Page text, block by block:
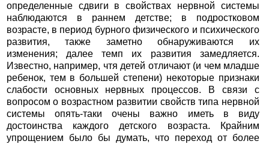
определенные сдвиги в свойствах нервной системы
наблюдаются в раннем детстве; в подростковом
возрасте, в период бурного физического и психического
развития, также заметно обнаруживаются их
изменения; далее темп их развития замедляется.
Известно, например, чтя детей отличают (и чем младше
ребенок, тем в большей степени) некоторые признаки
слабости основных нервных процессов. В связи с
вопросом о возрастном развитии свойств типа нервной
системы опять-таки очены важно иметь в виду
достоинства каждого детского возраста. Крайним
упрощением было бы думать, что переход от более